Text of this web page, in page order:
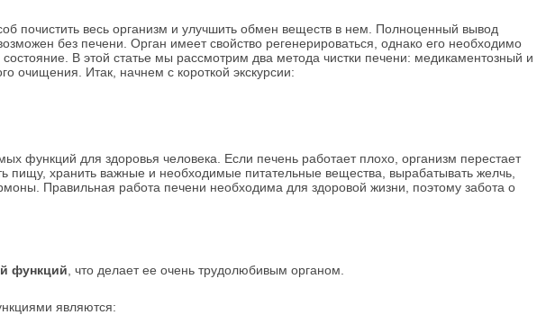
почистить весь организм и улучшить обмен веществ в нем. Полноценный вывод
без печени. Орган имеет свойство регенерироваться, однако его необходимо
В этой статье мы рассмотрим два метода чистки печени: медикаментозный и
очищения. Итак, начнем с короткой экскурсии:
функций для здоровья человека. Если печень работает плохо, организм перестает
пищу, хранить важные и необходимые питательные вещества, вырабатывать желчь,
Правильная работа печени необходима для здоровой жизни, поэтому забота о
функций, что делает ее очень трудолюбивым органом.
являются: